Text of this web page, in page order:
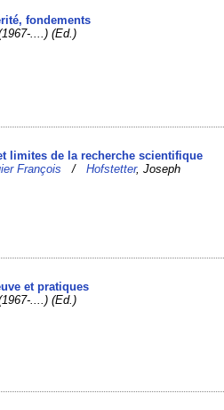
fondements
....) (Ed.)
limites de la recherche scientifique
François /Hofstetter, Joseph
et pratiques
....) (Ed.)